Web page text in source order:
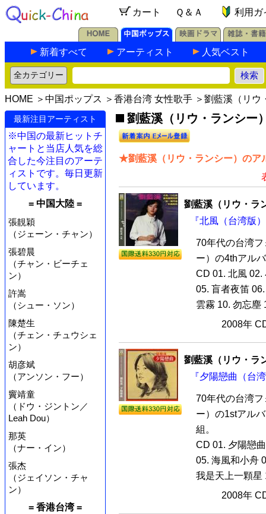
カート Ｑ＆Ａ 利用ガ
新着すべて アーティスト 人気ベスト
HOME ＞ 中国ポップス ＞ 香港台湾 女性歌手 ＞劉藍溪（リウ
最新注目アーティスト
※中国の最新ヒットチ
ャートと当店人気を総
合した今注目のアーテ
ィストです。毎日更新
しています。
= 中国大陸 =
張靚穎
（ジェーン・チャン）
張碧晨
（チャン・ビーチェ
ン）
許嵩
（シュー・ソン）
陳楚生
（チェン・チュウシェ
ン）
胡彦斌
（アンソン・フー）
竇靖童
（ドウ・ジントン／
Leah Dou）
那英
（ナー・イン）
張杰
（ジェイソン・チャ
ン）
= 香港台湾 =
劉藍溪（リウ・ランシー
★劉藍溪（リウ・ランシー）のア
劉藍溪（リウ・ラ
『北風（台湾版
70年代の台湾
ー）の4thアル
CD 01. 北風 02.
05. 盲者夜笛
雲霧 10. 勿忘塵
2008年
劉藍溪（リウ・ラ
『夕陽戀曲（台
70年代の台湾
ー）の1stアル
組。
CD 01. 夕陽戀
05. 海風和小舟
我是天上一顆星
2008年